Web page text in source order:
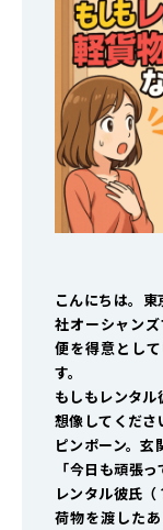
こんにちは。
社オーシャン
便を得意とし
す。
もしもレンタル
想像してくださ
ピンポーン。玄
「今日も頑張
レンタル彼氏（
荷物を渡した